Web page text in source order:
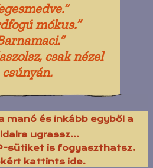
mókus.”
csak nézel
csúnyán.
manó és inkább egyből a
ugrassz...
sütiket is fogyaszthatsz.
kattints ide.